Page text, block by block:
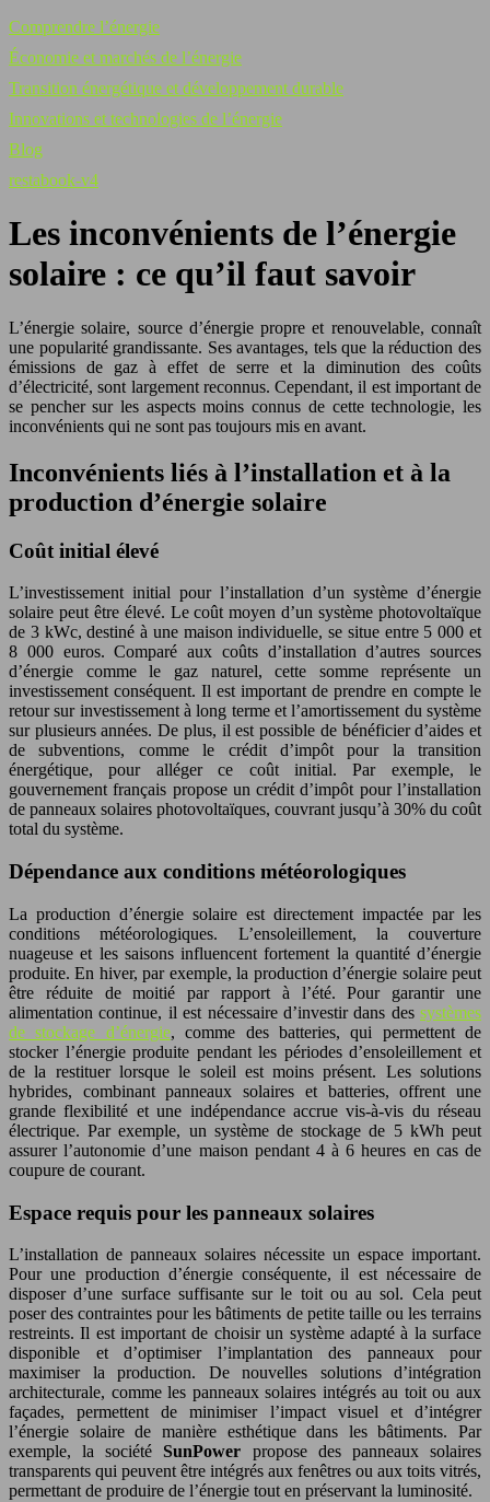
Comprendre l’énergie
Économie et marchés de l’énergie
Transition énergétique et développement durable
Innovations et technologies de l’énergie
Blog
restabook-v4
Les inconvénients de l’énergie
solaire : ce qu’il faut savoir
L’énergie solaire, source d’énergie propre et renouvelable, connaît
une popularité grandissante. Ses avantages, tels que la réduction des
émissions de gaz à effet de serre et la diminution des coûts
d’électricité, sont largement reconnus. Cependant, il est important de
se pencher sur les aspects moins connus de cette technologie, les
inconvénients qui ne sont pas toujours mis en avant.
Inconvénients liés à l’installation et à la
production d’énergie solaire
Coût initial élevé
L’investissement initial pour l’installation d’un système d’énergie
solaire peut être élevé. Le coût moyen d’un système photovoltaïque
de 3 kWc, destiné à une maison individuelle, se situe entre 5 000 et
8 000 euros. Comparé aux coûts d’installation d’autres sources
d’énergie comme le gaz naturel, cette somme représente un
investissement conséquent. Il est important de prendre en compte le
retour sur investissement à long terme et l’amortissement du système
sur plusieurs années. De plus, il est possible de bénéficier d’aides et
de subventions, comme le crédit d’impôt pour la transition
énergétique, pour alléger ce coût initial. Par exemple, le
gouvernement français propose un crédit d’impôt pour l’installation
de panneaux solaires photovoltaïques, couvrant jusqu’à 30% du coût
total du système.
Dépendance aux conditions météorologiques
La production d’énergie solaire est directement impactée par les
conditions météorologiques. L’ensoleillement, la couverture
nuageuse et les saisons influencent fortement la quantité d’énergie
produite. En hiver, par exemple, la production d’énergie solaire peut
être réduite de moitié par rapport à l’été. Pour garantir une
alimentation continue, il est nécessaire d’investir dans des systèmes
de stockage d’énergie, comme des batteries, qui permettent de
stocker l’énergie produite pendant les périodes d’ensoleillement et
de la restituer lorsque le soleil est moins présent. Les solutions
hybrides, combinant panneaux solaires et batteries, offrent une
grande flexibilité et une indépendance accrue vis-à-vis du réseau
électrique. Par exemple, un système de stockage de 5 kWh peut
assurer l’autonomie d’une maison pendant 4 à 6 heures en cas de
coupure de courant.
Espace requis pour les panneaux solaires
L’installation de panneaux solaires nécessite un espace important.
Pour une production d’énergie conséquente, il est nécessaire de
disposer d’une surface suffisante sur le toit ou au sol. Cela peut
poser des contraintes pour les bâtiments de petite taille ou les terrains
restreints. Il est important de choisir un système adapté à la surface
disponible et d’optimiser l’implantation des panneaux pour
maximiser la production. De nouvelles solutions d’intégration
architecturale, comme les panneaux solaires intégrés au toit ou aux
façades, permettent de minimiser l’impact visuel et d’intégrer
l’énergie solaire de manière esthétique dans les bâtiments. Par
exemple, la sociétéSunPower propose des panneaux solaires
transparents qui peuvent être intégrés aux fenêtres ou aux toits vitrés,
permettant de produire de l’énergie tout en préservant la luminosité.